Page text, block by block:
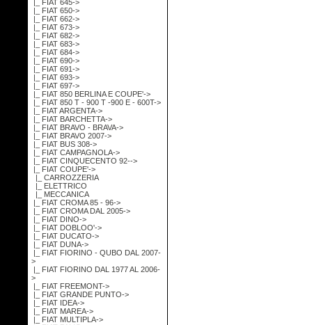
|_ FIAT 645->
|_ FIAT 650->
|_ FIAT 662->
|_ FIAT 673->
|_ FIAT 682->
|_ FIAT 683->
|_ FIAT 684->
|_ FIAT 690->
|_ FIAT 691->
|_ FIAT 693->
|_ FIAT 697->
|_ FIAT 850 BERLINA E COUPE'->
|_ FIAT 850 T - 900 T -900 E - 600T->
|_ FIAT ARGENTA->
|_ FIAT BARCHETTA->
|_ FIAT BRAVO - BRAVA->
|_ FIAT BRAVO 2007->
|_ FIAT BUS 308->
|_ FIAT CAMPAGNOLA->
|_ FIAT CINQUECENTO 92-->
|_ FIAT COUPE'->
|_ CARROZZERIA
|_ ELETTRICO
|_ MECCANICA
|_ FIAT CROMA 85 - 96->
|_ FIAT CROMA DAL 2005->
|_ FIAT DINO->
|_ FIAT DOBLOO'->
|_ FIAT DUCATO->
|_ FIAT DUNA->
|_ FIAT FIORINO - QUBO DAL 2007-
>
|_ FIAT FIORINO DAL 1977 AL 2006-
>
|_ FIAT FREEMONT->
|_ FIAT GRANDE PUNTO->
|_ FIAT IDEA->
|_ FIAT MAREA->
|_ FIAT MULTIPLA->